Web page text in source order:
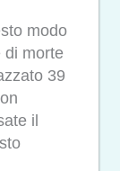
modo
di morte
39
il